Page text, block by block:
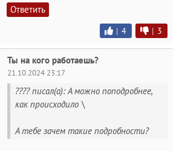
Ответить
| 4 | 3
Ты на кого работаешь?
21.10.2024 23:17
???? писал(а): А можно поподробнее,
как происходило \
А тебе зачем такие подробности?